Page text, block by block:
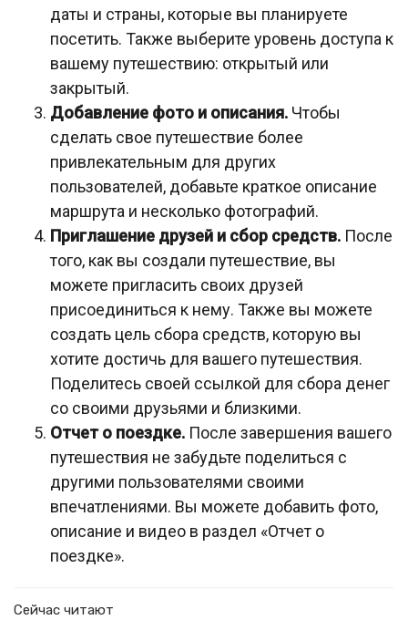
даты и страны, которые вы планируете
посетить. Также выберите уровень доступа к
вашему путешествию: открытый или
закрытый.
Добавление фото и описания. Чтобы
сделать свое путешествие более
привлекательным для других
пользователей, добавьте краткое описание
маршрута и несколько фотографий.
Приглашение друзей и сбор средств. После
того, как вы создали путешествие, вы
можете пригласить своих друзей
присоединиться к нему. Также вы можете
создать цель сбора средств, которую вы
хотите достичь для вашего путешествия.
Поделитесь своей ссылкой для сбора денег
со своими друзьями и близкими.
Отчет о поездке. После завершения вашего
путешествия не забудьте поделиться с
другими пользователями своими
впечатлениями. Вы можете добавить фото,
описание и видео в раздел «Отчет о
поездке».
Сейчас читают